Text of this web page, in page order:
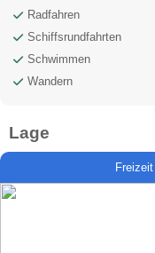
Radfahren
Schiffsrundfahrten
Schwimmen
Wandern
Lage